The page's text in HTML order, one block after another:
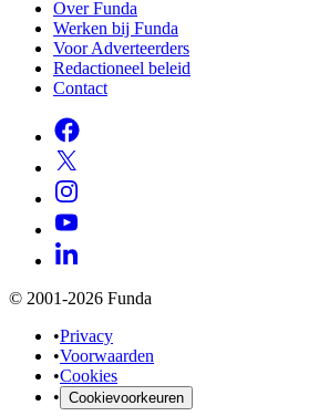
Over Funda
Werken bij Funda
Voor Adverteerders
Redactioneel beleid
Contact
© 2001-2026 Funda
•Privacy
•Voorwaarden
•Cookies
• Cookievoorkeuren